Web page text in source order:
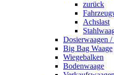
zurück
Achslast
Dosierwaagen
Big Bag Waage
Wiegebalken
Bodenwaage